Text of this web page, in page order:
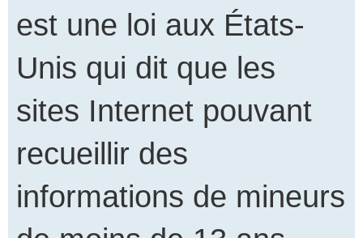
est une loi aux États-
Unis qui dit que les
sites Internet pouvant
recueillir des
informations de mineurs